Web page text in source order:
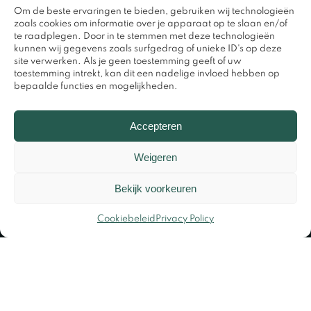
Om de beste ervaringen te bieden, gebruiken wij technologieën
zoals cookies om informatie over je apparaat op te slaan en/of
te raadplegen. Door in te stemmen met deze technologieën
kunnen wij gegevens zoals surfgedrag of unieke ID's op deze
site verwerken. Als je geen toestemming geeft of uw
toestemming intrekt, kan dit een nadelige invloed hebben op
bepaalde functies en mogelijkheden.
Accepteren
Weigeren
Bekijk voorkeuren
Cookiebeleid Privacy Policy
0317 – 420848